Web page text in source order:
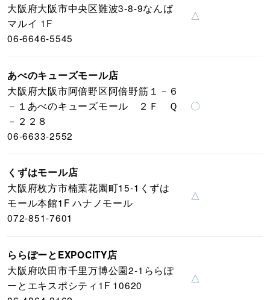
大阪府大阪市中央区難波3-8-9なんば
マルイ 1F
06-6646-5545
△
あべのキューズモール店
大阪府大阪市阿倍野区阿倍野筋１－６
－１あべのキューズモール ２Ｆ Ｑ
－２２８
06-6633-2552
〇
くずはモール店
大阪府枚方市楠葉花園町15-1くずは
モール本館1F ハナノモール
072-851-7601
△
ららぽーとEXPOCITY店
大阪府吹田市千里万博公園2-1ららぽ
ーとエキスポシティ1F 10620
△